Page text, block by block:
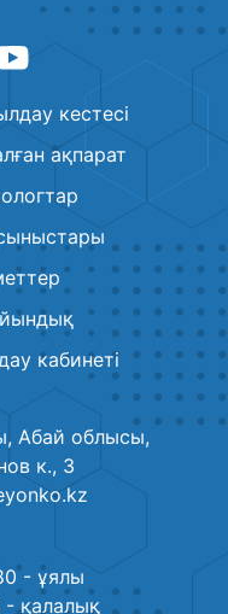
кестесі
ақпарат
кабинеті
Абай облысы,
к., 3
- ұялы
- қалалық